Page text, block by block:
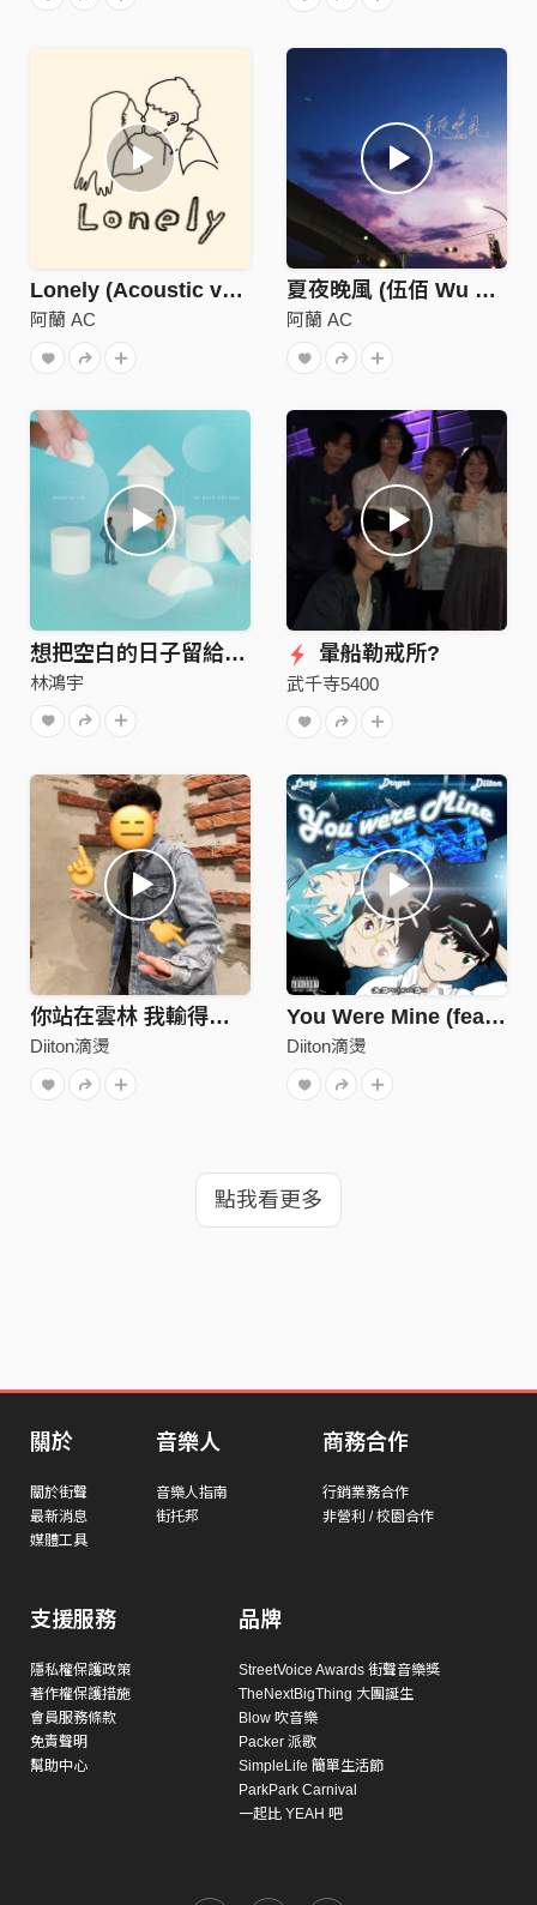
Lonely (Acoustic ver) [2021]
阿蘭 AC
夏夜晚風 (伍佰 Wu Bai Cover) [Funk Remix]
阿蘭 AC
想把空白的日子留給你 Save My Days Off For You
林鴻宇
暈船勒戒所?
武千寺5400
你站在雲林 我輸得徹底
Diiton滴燙
You Were Mine (feat. Losty,Drogas)
Diiton滴燙
點我看更多
關於
關於街聲
最新消息
媒體工具
音樂人
音樂人指南
街托邦
商務合作
行銷業務合作
非營利 / 校園合作
支援服務
隱私權保護政策
著作權保護措施
會員服務條款
免責聲明
幫助中心
品牌
StreetVoice Awards 街聲音樂獎
TheNextBigThing 大團誕生
Blow 吹音樂
Packer 派歌
SimpleLife 簡單生活節
ParkPark Carnival
一起比 YEAH 吧